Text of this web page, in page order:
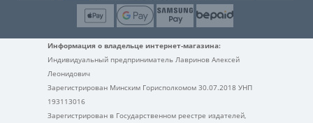
Информация о владельце интернет-магазина:
Индивидуальный предприниматель Лавринов Алексей
Леонидович
Зарегистрирован Минским Горисполкомом 30.07.2018 УНП
193113016
Зарегистрирован в Государственном реестре издателей,